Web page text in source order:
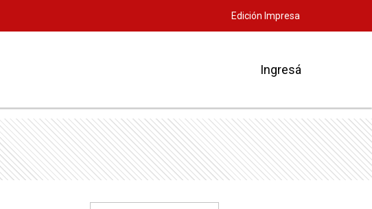
Edición Impresa
Ingresá